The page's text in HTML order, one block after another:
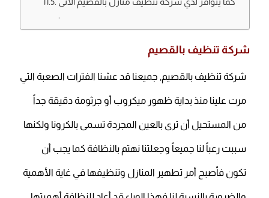
:
شركة تنظيف بالقصيم
شركة تنظيف بالقصيم, جميعنا قد عشنا الفترات الصعبة التي
مرت علينا منذ بداية ظهور ميكروب أو جرثومة دقيقة جداً
من المستحيل أن ترى بالعين المجردة تسمى بالكرونا ولكنها
سببت رعباً لنا جميعاً وجعلتنا نهتم بالنظافة كما يجب أن
تكون فأصبح أمر تطهير المنازل وتنظيفها في غاية الأهمية